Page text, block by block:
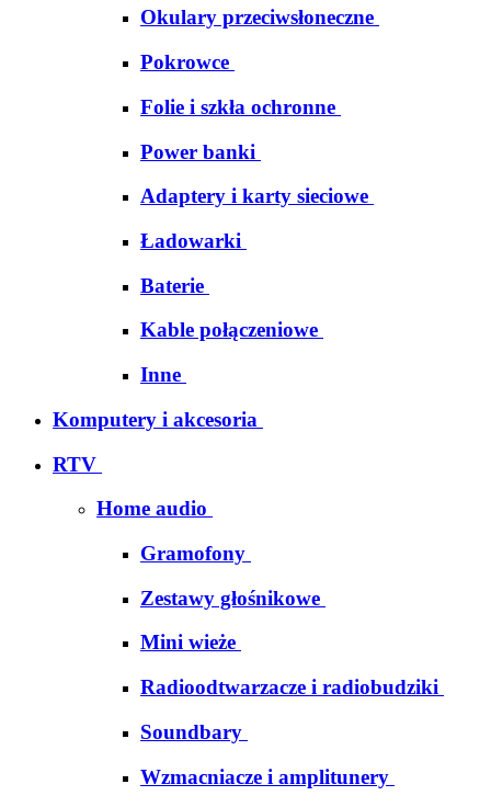
Okulary przeciwsłoneczne
Pokrowce
Folie i szkła ochronne
Power banki
Adaptery i karty sieciowe
Ładowarki
Baterie
Kable połączeniowe
Inne
Komputery i akcesoria
RTV
Home audio
Gramofony
Zestawy głośnikowe
Mini wieże
Radioodtwarzacze i radiobudziki
Soundbary
Wzmacniacze i amplitunery